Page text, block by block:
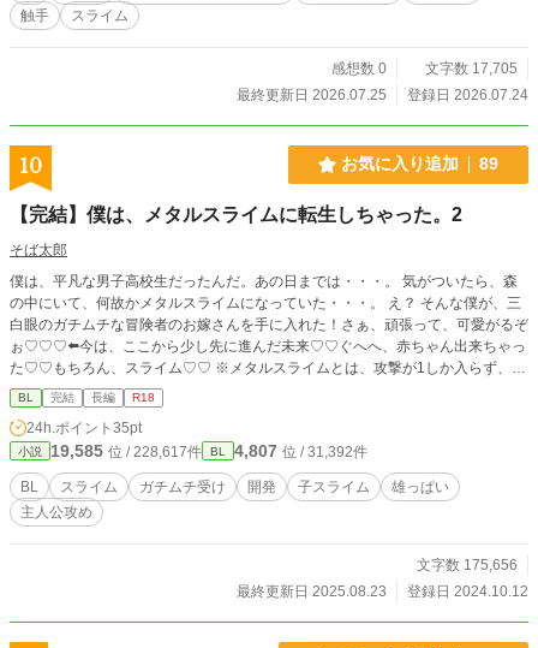
触手
スライム
感想数 0
文字数 17,705
最終更新日 2026.07.25
登録日 2026.07.24
10 お気に入り追加 89
【完結】僕は、メタルスライムに転生しちゃった。2
そば太郎
僕は、平凡な男子高校生だったんだ。あの日までは・・・。 気がついたら、森
の中にいて、何故かメタルスライムになっていた・・・。 え？ そんな僕が、三
白眼のガチムチな冒険者のお嫁さんを手に入れた！さぁ、頑張って、可愛がるぞ
ぉ♡♡♡⬅️今は、ここから少し先に進んだ未来♡♡ぐへへ、赤ちゃん出来ちゃっ
た♡♡もちろん、スライム♡♡ ※メタルスライムとは、攻撃が1しか入らず、し
かもヒットの確率は限りなく低い。運良く倒すと。経験値が爆上がり！なスライ
ム。しかし、主人公はちょっと特殊みたいで・・・。 ⚠️赤ちゃんスライム産み
ましたし、現在進行形で孕んでいます♡♡ ⚠️スライム×ガチムチ冒険者 ムーンさ
んでも投稿しています。少し題名変えてますけど。
BL 完結 長編 R18
24h.ポイント 35pt
小説 19,585 位 / 228,617件 BL 4,807 位 / 31,392件
BL スライム ガチムチ受け 開発 子スライム
雄っぱい
主人公攻め
文字数 175,656
最終更新日 2025.08.23
登録日 2024.10.12